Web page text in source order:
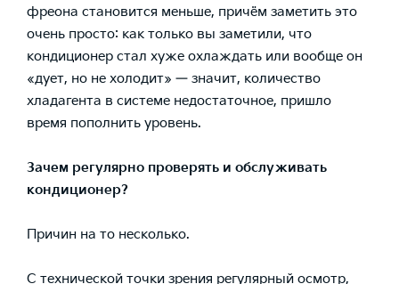
фреона становится меньше, причём заметить это
очень просто: как только вы заметили, что
кондиционер стал хуже охлаждать или вообще он
«дует, но не холодит» — значит, количество
хладагента в системе недостаточное, пришло
время пополнить уровень.
Зачем регулярно проверять и обслуживать
кондиционер?
Причин на то несколько.
С технической точки зрения регулярный осмотр,